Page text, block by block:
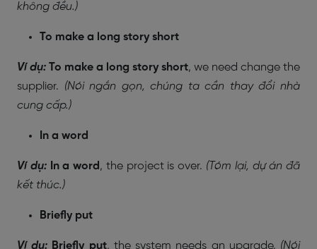
không đều.)
To make a long story short
Ví dụ: To make a long story short, we need change the
supplier. (Nói ngắn gọn, chúng ta cần thay đổi nhà
cung cấp.)
In a word
Ví dụ: In a word, the project is over. (Tóm lại, dự án đã
kết thúc.)
Briefly put
Ví dụ: Briefly put, the system needs an upgrade. (Nói